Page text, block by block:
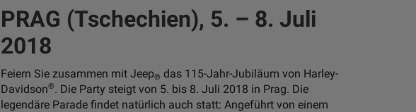
PRAG (Tschechien), 5. – 8. Juli
2018
Feiern Sie zusammen mit Jeep® das 115-Jahr-Jubiläum von Harley-
Davidson®. Die Party steigt von 5. bis 8. Juli 2018 in Prag. Die
legendäre Parade findet natürlich auch statt: Angeführt von einem